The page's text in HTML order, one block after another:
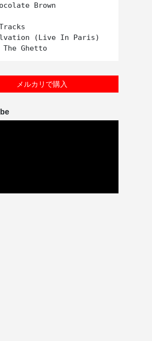
Brown
(Live In Paris)
メルカリで購入